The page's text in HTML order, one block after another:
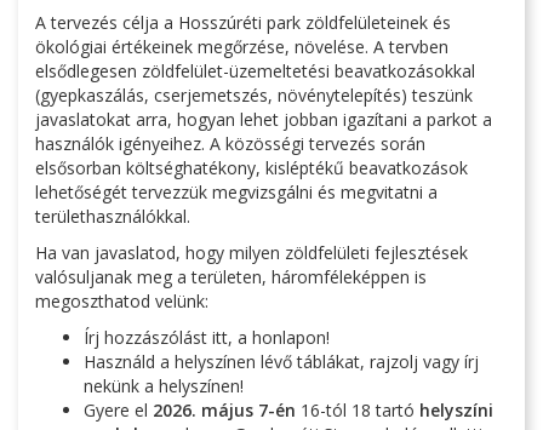
A tervezés célja a Hosszúréti park zöldfelületeinek és
ökológiai értékeinek megőrzése, növelése. A tervben
elsődlegesen zöldfelület-üzemeltetési beavatkozásokkal
(gyepkaszálás, cserjemetszés, növénytelepítés) teszünk
javaslatokat arra, hogyan lehet jobban igazítani a parkot a
használók igényeihez. A közösségi tervezés során
elsősorban költséghatékony, kisléptékű beavatkozások
lehetőségét tervezzük megvizsgálni és megvitatni a
területhasználókkal.
Ha van javaslatod, hogy milyen zöldfelületi fejlesztések
valósuljanak meg a területen, háromféleképpen is
megoszthatod velünk:
Írj hozzászólást itt, a honlapon!
Használd a helyszínen lévő táblákat, rajzolj vagy írj
nekünk a helyszínen!
Gyere el 2026. május 7-én 16-tól 18 tartó helyszíni